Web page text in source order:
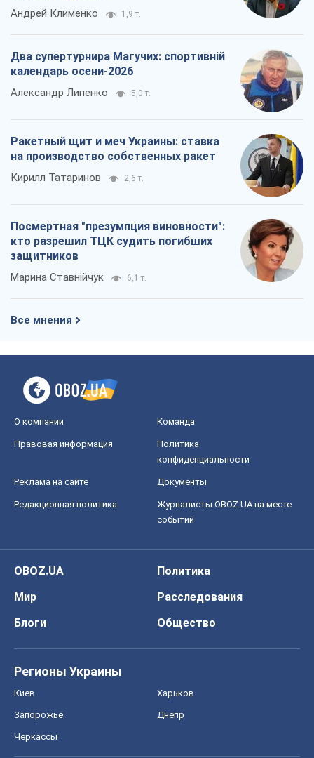
Андрей Клименко 1,9 т.
Два супертурнира Магучих: спортивній
календарь осени-2026
Александр Липенко 5,0 т.
Ракетный щит и меч Украины: ставка
на производство собственных ракет
Кирилл Татаринов 2,6 т.
Посмертная "презумпция виновности":
кто разрешил ТЦК судить погибших
защитников
Марина Ставнійчук 6,1 т.
Все мнения
О компании Команда
Правовая информация
Политика
конфиденциальности
Реклама на сайте Документы
Редакционная политика
Журналисты OBOZ.UA на месте
событий
OBOZ.UA
Политика
Мир
Расследования
Блоги
Общество
Регионы Украины
Киев Харьков
Запорожье Днепр
Черкассы